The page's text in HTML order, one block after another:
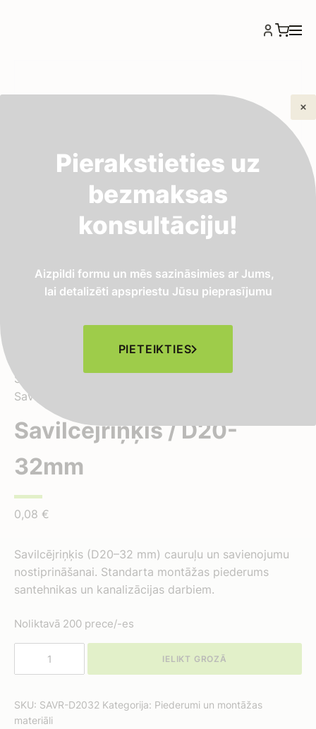
Sākums
Savilcējriņķis / D20-32mm
Savilcējriņķis / D20-
32mm
0,08 €
Savilcējriņķis (D20–32 mm) cauruļu un savienojumu
nostiprināšanai. Standarta montāžas piederums
santehnikas un kanalizācijas darbiem.
Noliktavā 200 prece/-es
32mm
daudzums
IELIKT GROZĀ
SKU: SAVR-D2032 Kategorija: Piederumi un montāžas
materiāli
Pierakstieties uz
bezmaksas
konsultāciju!
Aizpildi formu un mēs sazināsimies ar Jums,
lai detalizēti apspriestu Jūsu pieprasījumu
PIETEIKTIES